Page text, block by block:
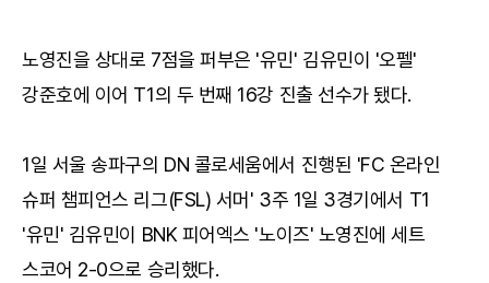
노영진을 상대로 7점을 퍼부은 '유민' 김유민이 '오펠'
강준호에 이어 T1의 두 번째 16강 진출 선수가 됐다.
1일 서울 송파구의 DN 콜로세움에서 진행된 'FC 온라인
슈퍼 챔피언스 리그(FSL) 서머' 3주 1일 3경기에서 T1
'유민' 김유민이 BNK 피어엑스 '노이즈' 노영진에 세트
스코어 2-0으로 승리했다.